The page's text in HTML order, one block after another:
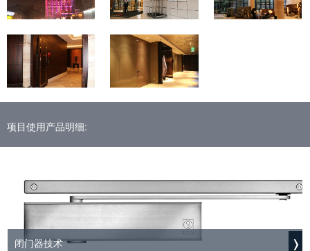
项目使用产品明细:
闭门器技术